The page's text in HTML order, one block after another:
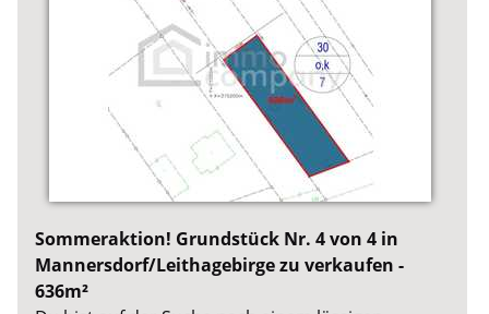
Sommeraktion! Grundstück Nr. 4 von 4 in
Mannersdorf/Leithagebirge zu verkaufen -
636m²